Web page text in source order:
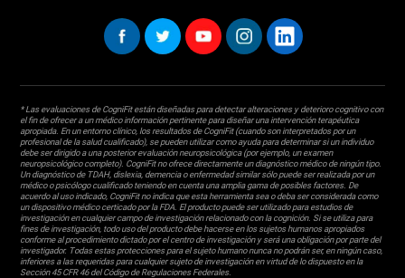
* Las evaluaciones de CogniFit están diseñadas para detectar alteraciones y deterioro cognitivo con
el fin de ofrecer a un médico información pertinente para diseñar una intervención terapéutica
apropiada. En un entorno clínico, los resultados de CogniFit (cuando son interpretados por un
profesional de la salud cualificado), se pueden utilizar como ayuda para determinar si un individuo
debe ser dirigido a una posterior evaluación neuropsicológica (por ejemplo, un examen
neuropsicológico completo). CogniFit no ofrece directamente un diagnóstico médico de ningún tipo.
Un diagnóstico de TDAH, dislexia, demencia o enfermedad similar sólo puede ser realizada por un
médico o psicólogo cualificado teniendo en cuenta una amplia gama de posibles factores. De
acuerdo al uso indicado, CogniFit no indica que esta herramienta sea o deba ser considerada como
un dispositivo médico certicado por la FDA. El producto puede ser utilizado para estudios de
investigación en cualquier campo de investigación relacionado con la cognición. Si se utiliza para
fines de investigación, todo uso del producto debe hacerse en los sujetos humanos apropiados
conforme al procedimiento dictado por el centro de investigación y será una obligación por parte del
investigador. Todas estas protecciones para el sujeto humano nunca no podrán ser, en ningún caso,
inferiores a las requeridas para cualquier sujeto de investigación en virtud de lo dispuesto en la
Sección 45 CFR 46 del Código de Regulaciones Federales.